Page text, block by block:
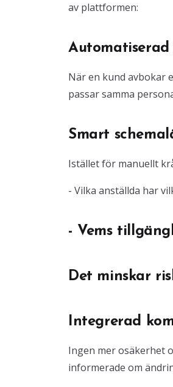
av plattformen:
När en kund avbokar
passar samma
Smart
Istället för manuellt
- Vilka anställda har
- Vems
Det minskar
Integrerad
Ingen mer osäkerhet
informerade om